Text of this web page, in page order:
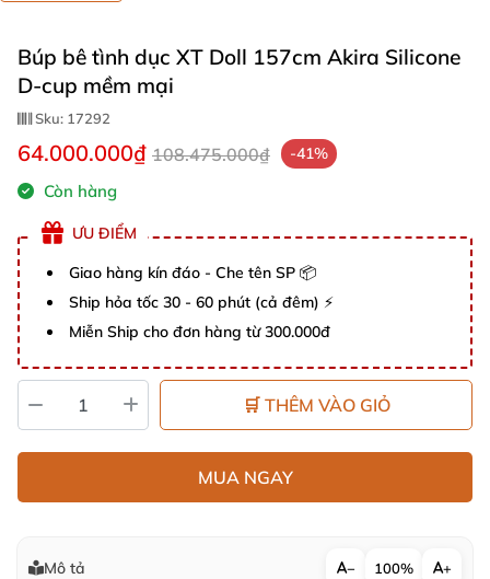
Búp bê tình dục XT Doll 157cm Akira Silicone
D-cup mềm mại
Sku: 17292
64.000.000₫ 108.475.000₫ -41%
Còn hàng
ƯU ĐIỂM
Giao hàng kín đáo - Che tên SP 📦
Ship hỏa tốc 30 - 60 phút (cả đêm) ⚡
Miễn Ship cho đơn hàng từ 300.000đ
🛒 THÊM VÀO GIỎ
MUA NGAY
Mô tả − 100% +